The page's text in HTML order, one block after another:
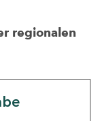
regionalen